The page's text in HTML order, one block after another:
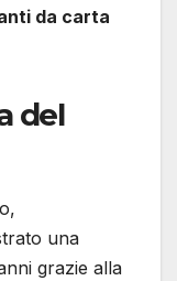
da carta
del
una
grazie alla